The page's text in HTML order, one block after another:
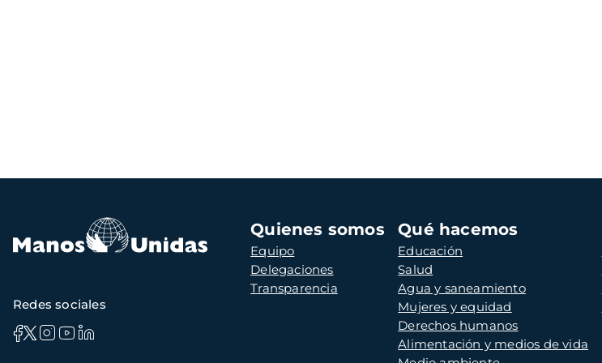
Navegación
principal
Quienes somos
Equipo
Delegaciones
Transparencia
Qué hacemos
Educación
Salud
Agua y saneamiento
Mujeres y equidad
Derechos humanos
Alimentación y medios de vida
Redes sociales